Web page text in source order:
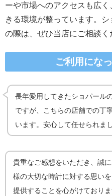
ーや市場へのアクセスも広
きる環境が整っています。
の際は、ぜひ当店にご相談く
ご利用にな
長年愛用してきたショパール
ですが、こちらの店舗での丁
います。安心して任せられまし
貴重なご感想をいただき、誠
様の大切な時計に対する思い
提供することを心がけており